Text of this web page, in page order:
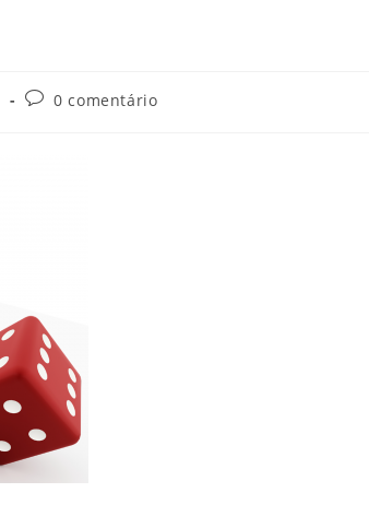
0 comentário